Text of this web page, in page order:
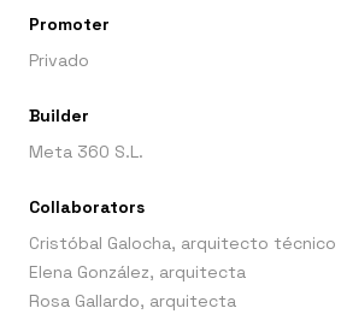
Promoter
Privado
Builder
Meta 360 S.L.
Collaborators
Cristóbal Galocha, arquitecto técnico
Elena González, arquitecta
Rosa Gallardo, arquitecta